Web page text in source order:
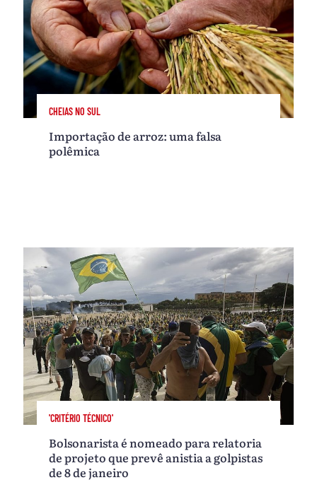
CHEIAS NO SUL
Importação de arroz: uma falsa
polêmica
'CRITÉRIO TÉCNICO'
Bolsonarista é nomeado para relatoria
de projeto que prevê anistia a golpistas
de 8 de janeiro